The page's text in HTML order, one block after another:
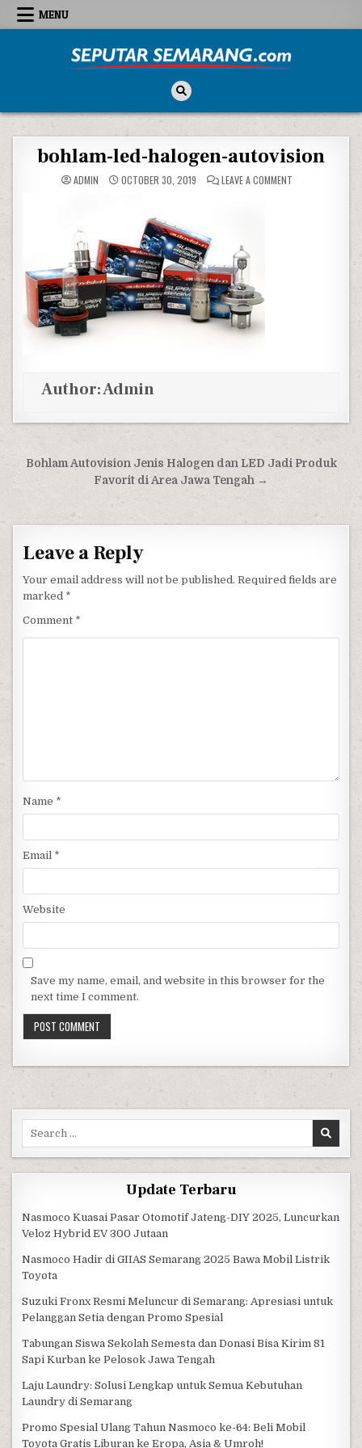
Skip to content
MENU
bohlam-led-halogen-autovision
ADMIN OCTOBER 30, 2019 LEAVE A COMMENT
Author:Admin
Post navigation
Bohlam Autovision Jenis Halogen dan LED Jadi Produk
Favorit di Area Jawa Tengah →
Leave a Reply
Your email address will not be published. Required fields are
marked *
Comment *
Name *
Email *
Website
Save my name, email, and website in this browser for the
next time I comment.
Update Terbaru
Nasmoco Kuasai Pasar Otomotif Jateng-DIY 2025, Luncurkan
Veloz Hybrid EV 300 Jutaan
Nasmoco Hadir di GIIAS Semarang 2025 Bawa Mobil Listrik
Toyota
Suzuki Fronx Resmi Meluncur di Semarang: Apresiasi untuk
Pelanggan Setia dengan Promo Spesial
Tabungan Siswa Sekolah Semesta dan Donasi Bisa Kirim 81
Sapi Kurban ke Pelosok Jawa Tengah
Laju Laundry: Solusi Lengkap untuk Semua Kebutuhan
Laundry di Semarang
Promo Spesial Ulang Tahun Nasmoco ke-64: Beli Mobil
Toyota Gratis Liburan ke Eropa, Asia & Umroh!